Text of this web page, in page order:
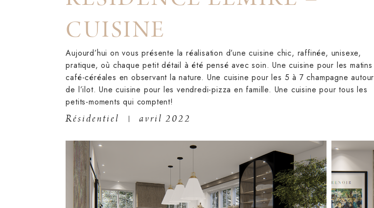
CUISINE
Aujourd’hui on vous présente la réalisation d’une cuisine chic, raffinée, unisexe,
pratique, où chaque petit détail à été pensé avec soin. Une cuisine pour les matins
café-céréales en observant la nature. Une cuisine pour les 5 à 7 champagne autour
de l’ilot. Une cuisine pour les vendredi-pizza en famille. Une cuisine pour tous les
petits-moments qui comptent!
Résidentiel avril 2022